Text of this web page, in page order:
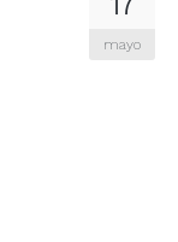
mayo